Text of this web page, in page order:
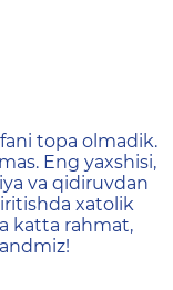
topa olmadik.
Eng yaxshisi,
va qidiruvdan
xatolik
katta rahmat,